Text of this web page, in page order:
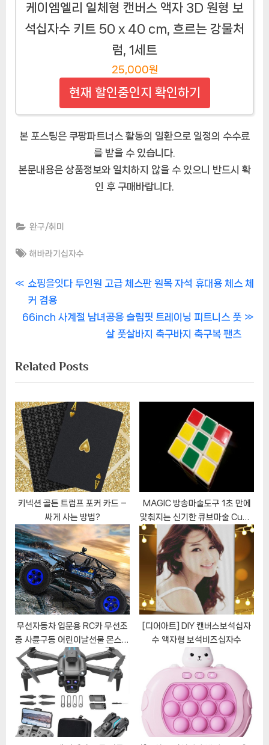
케이엠엘리 일체형 캔버스 액자 3D 원형 보
석십자수 키트 50 x 40 cm, 흐르는 강물처
럼, 1세트
25,000원
현재 할인중인지 확인하기
본 포스팅은 쿠팡파트너스 활동의 일환으로 일정의 수수료
를 받을 수 있습니다.
본문내용은 상품정보와 일치하지 않을 수 있으니 반드시 확
인 후 구매바랍니다.
완구/취미
Tags:
해바라기십자수
글
내
게
이
션
P
r
e
o
u
s
P
o
s
t
:
쇼핑을잇다 투인원 고급 체스판 원목 자석 휴대용 체스 체
커 겸용
N
t
P
o
s
t
:
66inch 사계절 남녀공용 슬림핏 트레이닝 피트니스 풋
살 풋살바지 축구바지 축구복 팬츠
Related Posts
키넥션 골든 트럼프 포커 카드 –
싸게 사는 방법?
MAGIC 방송마술도구 1초 만에
맞춰지는 신기한 큐브마술 Cube
Magic
무선자동차 입문용 RC카 무선조
종 사륜구동 어린이날선물 몬스트
럭 어린이 RC카
[디어아트] DIY 캔버스보석십자
수 액자형 보석비즈십자수